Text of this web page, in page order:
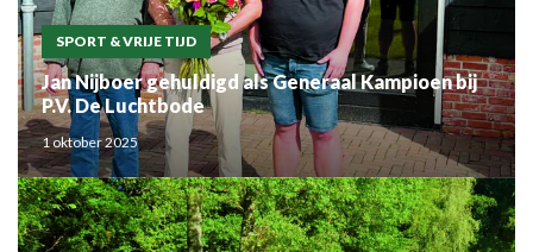
SPORT & VRIJE TIJD
Jan Nijboer gehuldigd als Generaal Kampioen bij
P.V. De Luchtbode
1 oktober 2025